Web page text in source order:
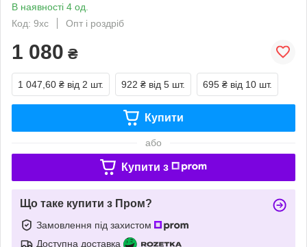
В наявності 4 од.
Код: 9xc
Опт і роздріб
1 080 ₴
1 047,60 ₴ від 2 шт. 922 ₴ від 5 шт. 695 ₴ від 10 шт.
Купити
або
Купити з
Що таке купити з Пром?
Замовлення під захистом
Доступна доставка